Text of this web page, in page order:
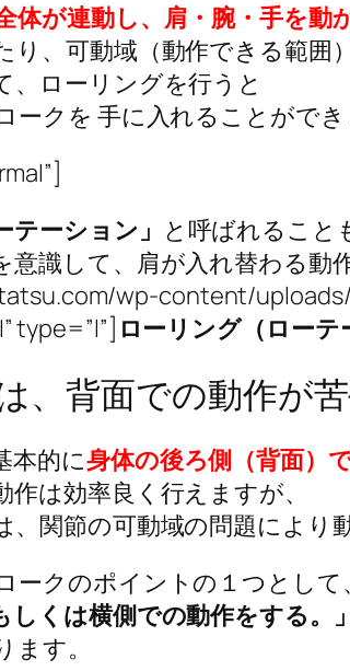
体が連動し、肩・腕・手を動
り、可動域（動作できる範囲
、ローリングを行うと
ークを 手に入れることができ
]
テーション」 と呼ばれること
意識して、肩が入れ替わる
wp-content/uploads/
type=”l”] ローリング（ロー
、背面での動作が
本的に身体の後ろ側（背面）
は効率良く行えますが、
、関節の可動域の問題により
ークのポイントの１つとして、
しくは横側での動作をする。」
す。